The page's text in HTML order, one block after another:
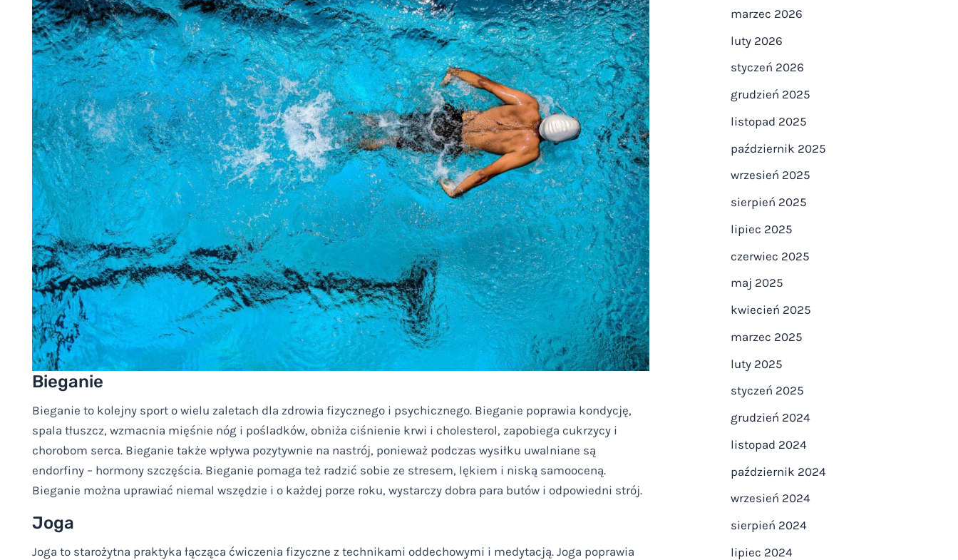
Bieganie
Bieganie to kolejny sport o wielu zaletach dla zdrowia fizycznego i psychicznego. Bieganie poprawia kondycję,
spala tłuszcz, wzmacnia mięśnie nóg i pośladków, obniża ciśnienie krwi i cholesterol, zapobiega cukrzycy i
chorobom serca. Bieganie także wpływa pozytywnie na nastrój, ponieważ podczas wysiłku uwalniane są
endorfiny – hormony szczęścia. Bieganie pomaga też radzić sobie ze stresem, lękiem i niską samooceną.
Bieganie można uprawiać niemal wszędzie i o każdej porze roku, wystarczy dobra para butów i odpowiedni strój.
Joga
Joga to starożytna praktyka łącząca ćwiczenia fizyczne z technikami oddechowymi i medytacją. Joga poprawia
marzec 2026
luty 2026
styczeń 2026
grudzień 2025
listopad 2025
październik 2025
wrzesień 2025
sierpień 2025
lipiec 2025
czerwiec 2025
maj 2025
kwiecień 2025
marzec 2025
luty 2025
styczeń 2025
grudzień 2024
listopad 2024
październik 2024
wrzesień 2024
sierpień 2024
lipiec 2024